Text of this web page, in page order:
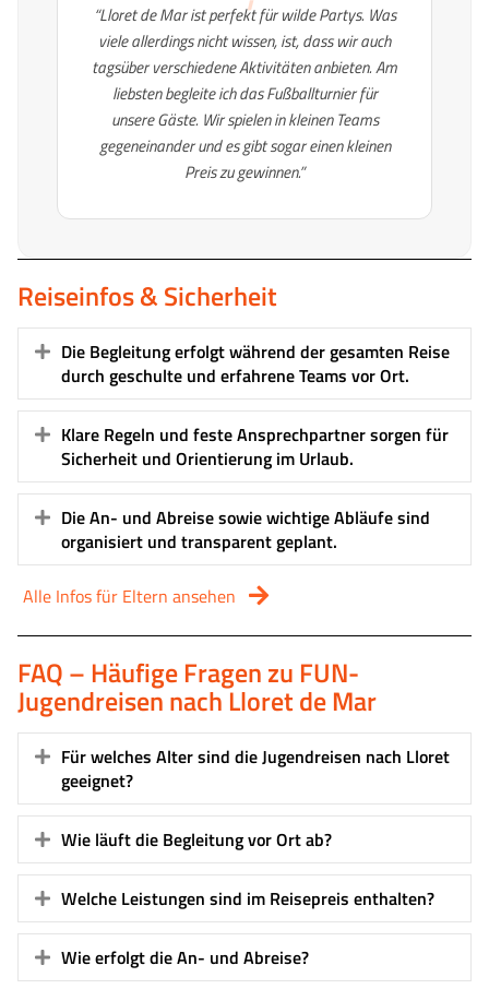
“Lloret de Mar ist perfekt für wilde Partys. Was
viele allerdings nicht wissen, ist, dass wir auch
tagsüber verschiedene Aktivitäten anbieten. Am
liebsten begleite ich das Fußballturnier für
unsere Gäste. Wir spielen in kleinen Teams
gegeneinander und es gibt sogar einen kleinen
Preis zu gewinnen.”
Reiseinfos & Sicherheit
Expand
Die Begleitung erfolgt während der gesamten Reise
durch geschulte und erfahrene Teams vor Ort.
Expand
Klare Regeln und feste Ansprechpartner sorgen für
Sicherheit und Orientierung im Urlaub.
Expand
Die An- und Abreise sowie wichtige Abläufe sind
organisiert und transparent geplant.
Alle Infos für Eltern ansehen
FAQ – Häufige Fragen zu FUN-
Jugendreisen nach Lloret de Mar
Expand
Für welches Alter sind die Jugendreisen nach Lloret
geeignet?
Expand
Wie läuft die Begleitung vor Ort ab?
Expand
Welche Leistungen sind im Reisepreis enthalten?
Expand
Wie erfolgt die An- und Abreise?